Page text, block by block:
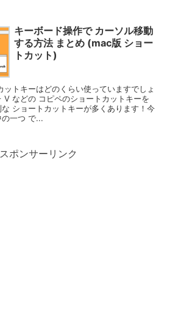
キーボード操作で カーソル移動
する方法 まとめ (mac版 ショー
トカット)
トキーはどのくらい使っていますでしょ
などの コピペのショートカットキーを
ショートカットキーが多くあります！今
一つ で...
スポンサーリンク